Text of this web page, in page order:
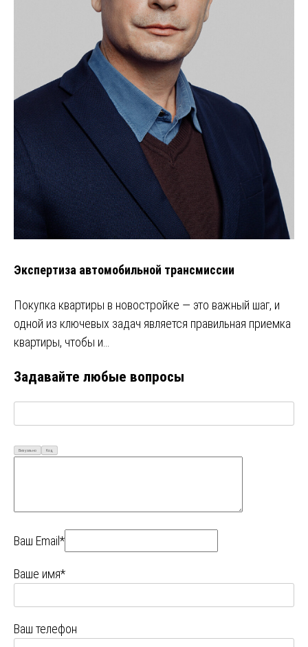
Экспертиза автомобильной трансмиссии
Покупка квартиры в новостройке — это важный шаг, и
одной из ключевых задач является правильная приемка
квартиры, чтобы и…
Задавайте любые вопросы
Визуально Код
Ваш Email*
Ваше имя*
Ваш телефон